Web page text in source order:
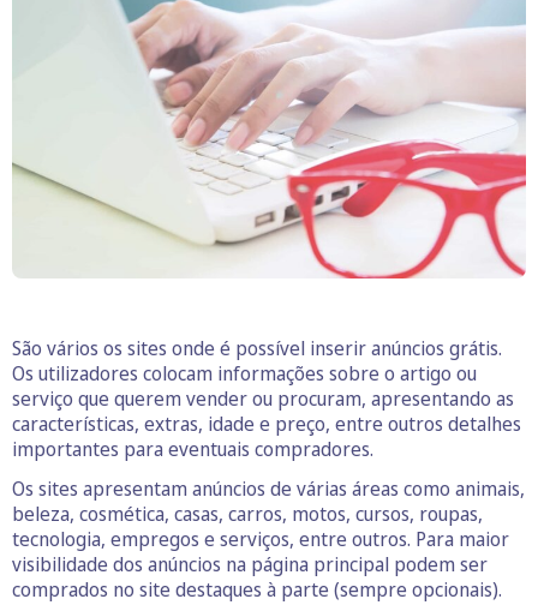
São vários os sites onde é possível inserir anúncios grátis.
Os utilizadores colocam informações sobre o artigo ou
serviço que querem vender ou procuram, apresentando as
características, extras, idade e preço, entre outros detalhes
importantes para eventuais compradores.
Os sites apresentam anúncios de várias áreas como animais,
beleza, cosmética, casas, carros, motos, cursos, roupas,
tecnologia, empregos e serviços, entre outros. Para maior
visibilidade dos anúncios na página principal podem ser
comprados no site destaques à parte (sempre opcionais).